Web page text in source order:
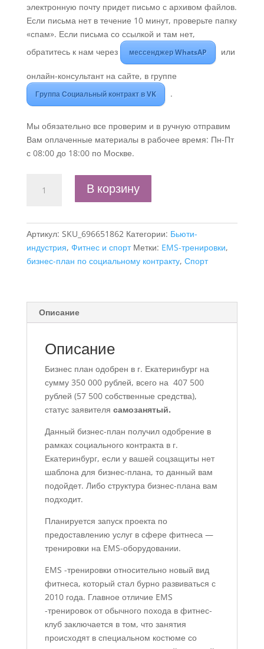
электронную почту придет письмо с архивом файлов.
Если письма нет в течение 10 минут, проверьте папку
«спам». Если письма со ссылкой и там нет,
обратитесь к нам через
мессенджер WhatsAP или
онлайн-консультант на сайте, в группе
Группа Социальный контракт в VK .
Мы обязательно все проверим и в ручную отправим
Вам оплаченные материалы в рабочее время: Пн-Пт
с 08:00 до 18:00 по Москве.
товара
план
«Организация
фитнес
тренировок
оборудовании
финансовой
моделью
В корзину
Артикул: SKU_696651862 Категории: Бьюти-
индустрия, Фитнес и спорт Метки: EMS-тренировки,
бизнес-план по социальному контракту, Спорт
Описание
Описание
Бизнес план одобрен в г. Екатеринбург на
сумму 350 000 рублей, всего на 407 500
рублей (57 500 собственные средства),
статус заявителя самозанятый.
Данный бизнес-план получил одобрение в
рамках социального контракта в г.
Екатеринбург, если у вашей соцзащиты нет
шаблона для бизнес-плана, то данный вам
подойдет. Либо структура бизнес-плана вам
подходит.
Планируется запуск проекта по
предоставлению услуг в сфере фитнеса —
тренировки на EMS-оборудовании.
EMS -тренировки относительно новый вид
фитнеса, который стал бурно развиваться с
2010 года. Главное отличие EMS
-тренировок от обычного похода в фитнес-
клуб заключается в том, что занятия
происходят в специальном костюме со